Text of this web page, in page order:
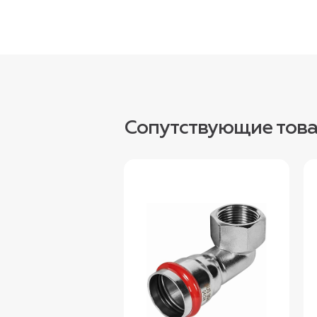
Сопутствующие